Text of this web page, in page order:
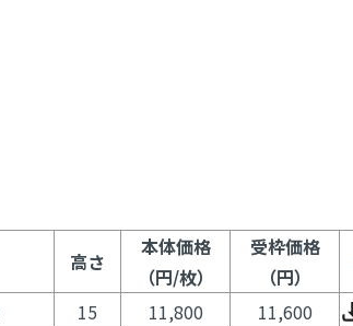
高さ
本体価格
（円/枚）
受枠価格
（円）
15 11,800
11,600